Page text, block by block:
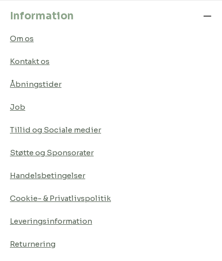
Information
Om os
Kontakt os
Åbningstider
Job
Tillid og Sociale medier
Støtte og Sponsorater
Handelsbetingelser
Cookie- & Privatlivspolitik
Leveringsinformation
Returnering